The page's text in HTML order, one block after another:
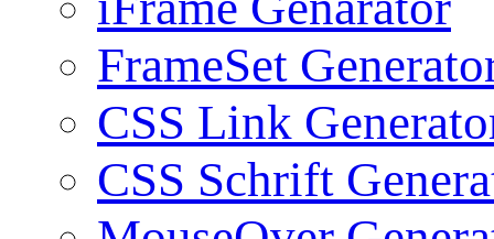
FrameSet
CSS Link
CSS Schrift